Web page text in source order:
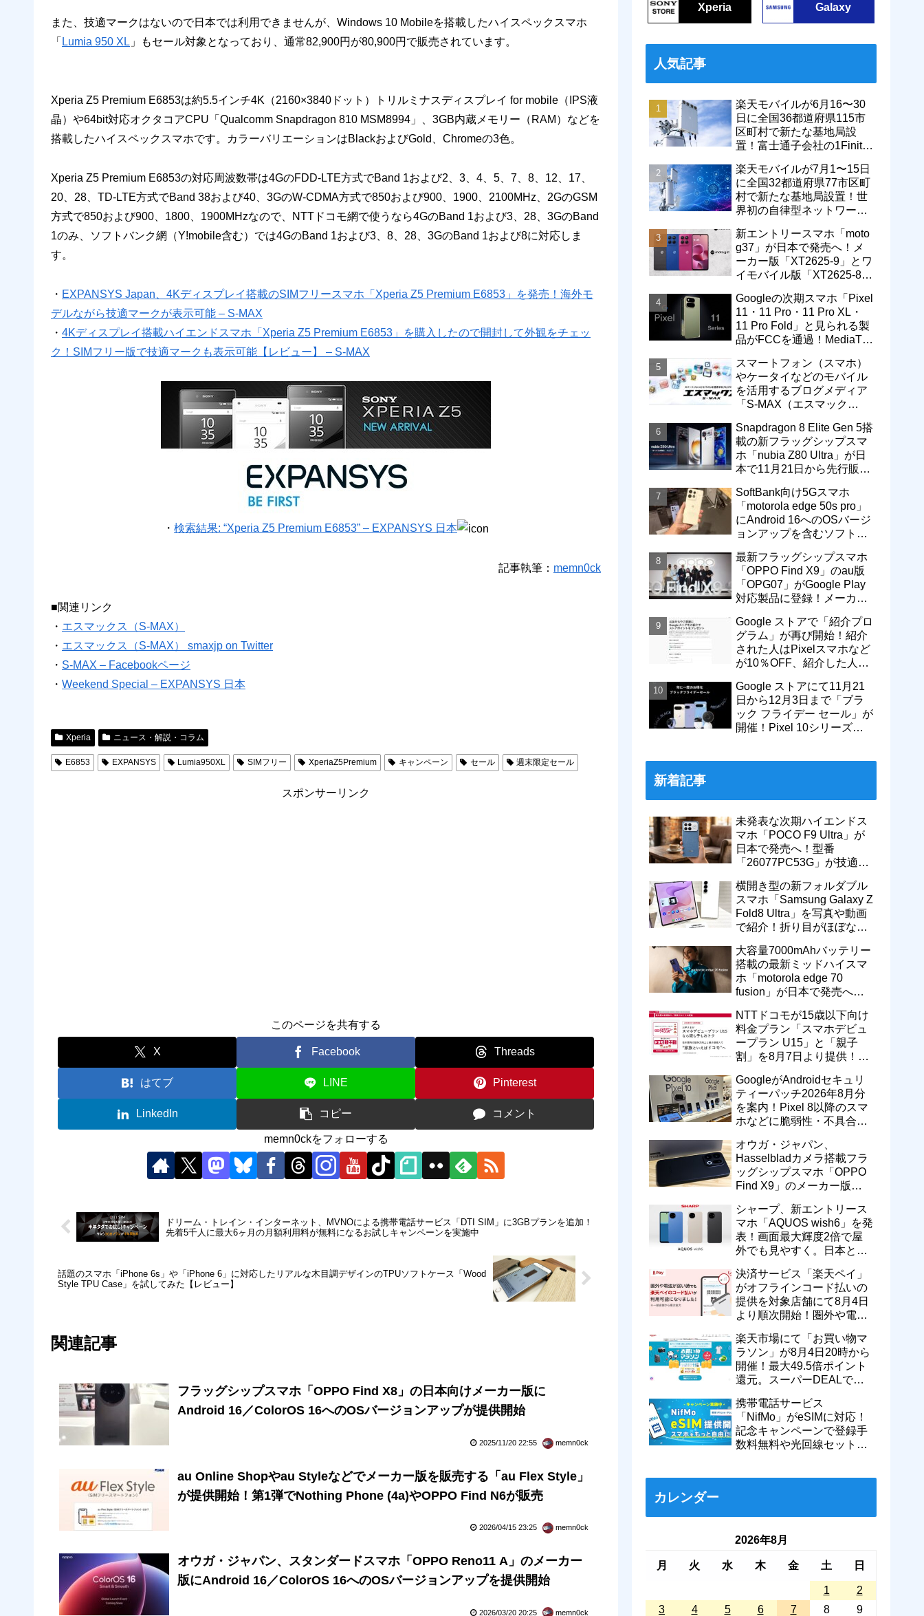
また、技適マークはないので日本では利用できませんが、Windows 10 Mobileを搭載したハイスペックスマホ
「 Lumia 950 XL 」もセール対象となっており、通常82,900円が80,900円で販売されています。
Xperia Z5 Premium E6853は約5.5インチ4K（2160×3840ドット）トリルミナスディスプレイ for mobile（IPS液
晶）や64bit対応オクタコアCPU「Qualcomm Snapdragon 810 MSM8994」、3GB内蔵メモリー（RAM）などを
搭載したハイスペックスマホです。カラーバリエーションはBlackおよびGold、Chromeの3色。
Xperia Z5 Premium E6853の対応周波数帯は4GのFDD-LTE方式でBand 1および2、3、4、5、7、8、12、17、
20、28、TD-LTE方式でBand 38および40、3GのW-CDMA方式で850および900、1900、2100MHz、2GのGSM
方式で850および900、1800、1900MHzなので、NTTドコモ網で使うなら4GのBand 1および3、28、3GのBand
1のみ、ソフトバンク網（Y!mobile含む）では4GのBand 1および3、8、28、3GのBand 1および8に対応しま
す。
・ EXPANSYS Japan、4Kディスプレイ搭載のSIMフリースマホ「Xperia Z5 Premium E6853」を発売！海外モ
デルながら技適マークが表示可能 – S-MAX
・ 4Kディスプレイ搭載ハイエンドスマホ「Xperia Z5 Premium E6853」を購入したので開封して外観をチェッ
ク！SIMフリー版で技適マークも表示可能【レビュー】 – S-MAX
・ 検索結果: “Xperia Z5 Premium E6853” – EXPANSYS 日本
記事執筆： memn0ck
■関連リンク
・ エスマックス（S-MAX）
・ エスマックス（S-MAX） smaxjp on Twitter
・ S-MAX – Facebookページ
・ Weekend Special – EXPANSYS 日本
Xperia ニュース・解説・コラム
E6853 EXPANSYS Lumia950XL SIMフリー XperiaZ5Premium キャンペーン セール 週末限定セール
スポンサーリンク
このページを共有する
X Facebook Threads
はてブ LINE Pinterest
LinkedIn コピー コメント
memn0ckをフォローする
ドリーム・トレイン・インターネット、MVNOによる携帯電話サービス「DTI SIM」に3GBプランを追加！
先着5千人に最大6ヶ月の月額利用料が無料になるお試しキャンペーンを実施中
話題のスマホ「iPhone 6s」や「iPhone 6」に対応したリアルな木目調デザインのTPUソフトケース「Wood
Style TPU Case」を試してみた【レビュー】
関連記事
フラッグシップスマホ「OPPO Find X8」の日本向けメーカー版に
Android 16／ColorOS 16へのOSバージョンアップが提供開始
2025/11/20 22:55 memn0ck
au Online Shopやau Styleなどでメーカー版を販売する「au Flex Style」
が提供開始！第1弾でNothing Phone (4a)やOPPO Find N6が販売
2026/04/15 23:25 memn0ck
オウガ・ジャパン、スタンダードスマホ「OPPO Reno11 A」のメーカー
版にAndroid 16／ColorOS 16へのOSバージョンアップを提供開始
2026/03/20 20:25 memn0ck
Xperia Galaxy
人気記事
楽天モバイルが6月16〜30
日に全国36都道府県115市
区町村で新たな基地局設
置！富士通子会社の1Finity
エリアが拡大
楽天モバイルが7月1〜15日
に全国32都道府県77市区町
村で新たな基地局設置！世
界初の自律型ネットワーク
通信品質も改善
新エントリースマホ「moto
g37」が日本で発売へ！メ
ーカー版「XT2625-9」とワ
イモバイル版「XT2625-8」
Googleの次期スマホ「Pixel
11・11 Pro・11 Pro XL・
11 Pro Fold」と見られる製
品がFCCを通過！MediaTek
スマートフォン（スマホ）
やケータイなどのモバイル
を活用するブログメディア
「S-MAX（エスマック
Snapdragon 8 Elite Gen 5搭
載の新フラッグシップスマ
ホ「nubia Z80 Ultra」が日
本で11月21日から先行販
SoftBank向け5Gスマホ
「motorola edge 50s pro」
にAndroid 16へのOSバージ
ョンアップを含むソフトウ
最新フラッグシップスマホ
「OPPO Find X9」のau版
「OPG07」がGoogle Play
対応製品に登録！メーカー
売へ
Google ストアで「紹介プロ
グラム」が再び開始！紹介
された人はPixelスマホなど
が10％OFF、紹介した人は
ト付与
Google ストアにて11月21
日から12月3日まで「ブラ
ック フライデー セール」が
開催！Pixel 10シリーズや
新着記事
未発表な次期ハイエンドス
マホ「POCO F9 Ultra」が
日本で発売へ！型番
「26077PC53G」が技適通
テリー搭載に
横開き型の新フォルダブル
スマホ「Samsung Galaxy Z
Fold8 Ultra」を写真や動画
で紹介！折り目がほぼない
ト】
大容量7000mAhバッテリー
搭載の最新ミッドハイスマ
ホ「motorola edge 70
fusion」が日本で発売へ！
過
NTTドコモが15歳以下向け
料金プラン「スマホデビュ
ープラン U15」と「親子
割」を8月7日より提供！親
550円割引に
GoogleがAndroidセキュリ
ティーパッチ2026年8月分
を案内！Pixel 8以降のスマ
ホなどに脆弱性・不具合の
新が提供開始
オウガ・ジャパン、
Hasselbladカメラ搭載フラ
ッグシップスマホ「OPPO
Find X9」のメーカー版
げ！15万9800円に
シャープ、新エントリース
マホ「AQUOS wish6」を発
表！画面最大輝度2倍で屋
外でも見やすく。日本と台
売
決済サービス「楽天ペイ」
がオフラインコード払いの
提供を対象店舗にて8月4日
より順次開始！圏外や電波
に
楽天市場にて「お買い物マ
ラソン」が8月4日20時から
開催！最大49.5倍ポイント
還元。スーパーDEALで
など
携帯電話サービス
「NifMo」がeSIMに対応！
記念キャンペーンで登録手
数料無料や光回線セットで
カレンダー
2026年8月
月 火 水 木 金 土 日
1
2
3
4 5 6 7 8 9